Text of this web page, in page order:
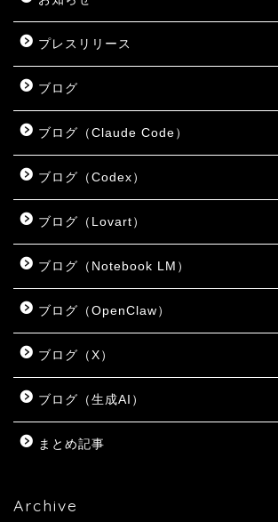
プレスリリース
ブログ
ブログ（Claude Code）
ブログ（Codex）
ブログ（Lovart）
ブログ（Notebook LM）
ブログ（OpenClaw）
ブログ（X）
ブログ（生成AI）
まとめ記事
Archive